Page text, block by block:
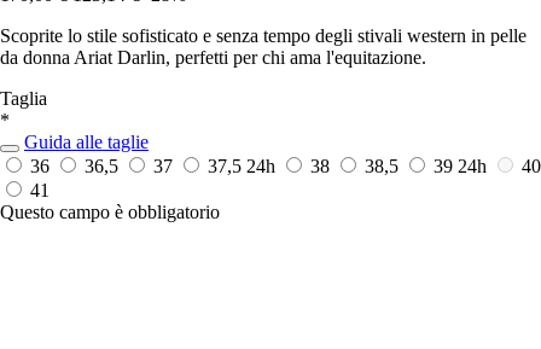
Scoprite lo stile sofisticato e senza tempo degli stivali western in pelle
da donna Ariat Darlin, perfetti per chi ama l'equitazione.
Taglia
*
Guida alle taglie
36
36,5 37 37,5 24h 38 38,5 39 24h
40
41
Questo campo è obbligatorio